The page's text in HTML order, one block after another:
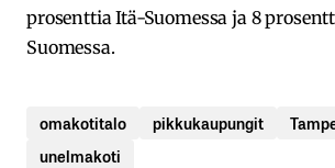
prosenttia Itä-Suomessa ja 8
Suomessa.
omakotitalo pikkukaupungit
unelmakoti